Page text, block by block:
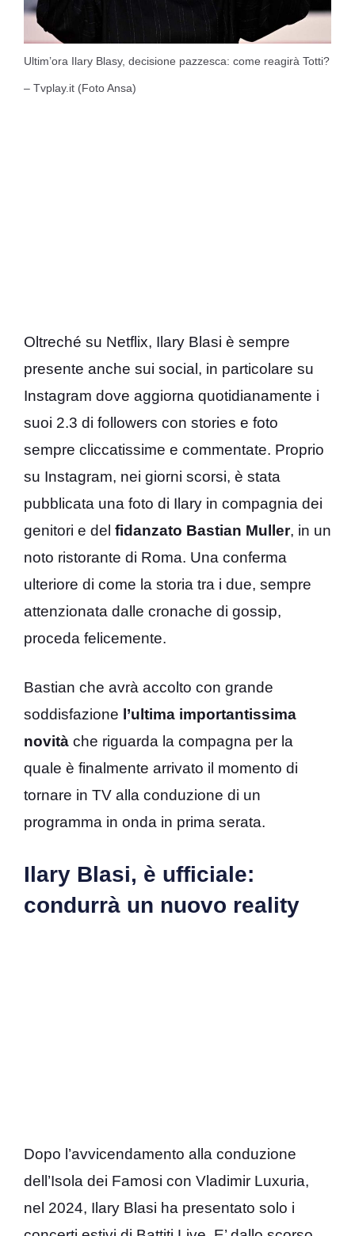
Ultim’ora Ilary Blasy, decisione pazzesca: come reagirà Totti?
– Tvplay.it (Foto Ansa)
Oltreché su Netflix, Ilary Blasi è sempre
presente anche sui social, in particolare su
Instagram dove aggiorna quotidianamente i
suoi 2.3 di followers con stories e foto
sempre cliccatissime e commentate. Proprio
su Instagram, nei giorni scorsi, è stata
pubblicata una foto di Ilary in compagnia dei
genitori e del fidanzato Bastian Muller, in un
noto ristorante di Roma. Una conferma
ulteriore di come la storia tra i due, sempre
attenzionata dalle cronache di gossip,
proceda felicemente.
Bastian che avrà accolto con grande
soddisfazione l’ultima importantissima
novità che riguarda la compagna per la
quale è finalmente arrivato il momento di
tornare in TV alla conduzione di un
programma in onda in prima serata.
Ilary Blasi, è ufficiale:
condurrà un nuovo reality
Dopo l’avvicendamento alla conduzione
dell’Isola dei Famosi con Vladimir Luxuria,
nel 2024, Ilary Blasi ha presentato solo i